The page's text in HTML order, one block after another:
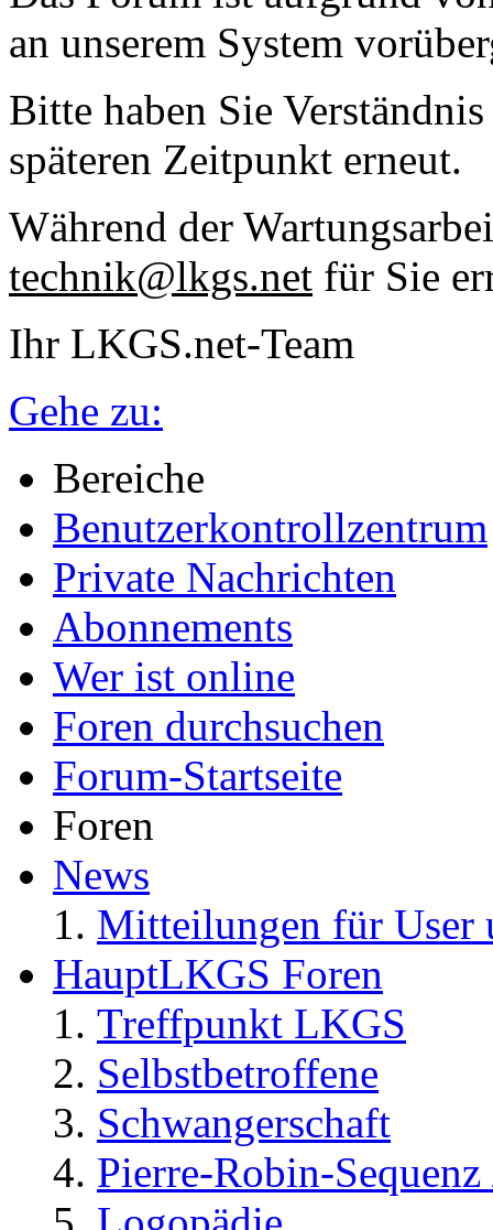
an unserem System
Bitte haben Sie
späteren Zeitpunkt erneut.
Während der
technik@lkgs.net für Sie
Ihr LKGS.net-Team
Gehe zu:
Bereiche
Benutzerkontrollzentrum
Private Nachrichten
Abonnements
Wer ist online
Foren durchsuchen
Forum-Startseite
Foren
News
Mitteilungen für User
HauptLKGS Foren
Treffpunkt LKGS
Selbstbetroffene
Schwangerschaft
Pierre-Robin-